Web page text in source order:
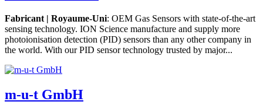
Fabricant | Royaume-Uni: OEM Gas Sensors with state-of-the-art
sensing technology. ION Science manufacture and supply more
photoionisation detection (PID) sensors than any other company in
the world. With our PID sensor technology trusted by major...
m-u-t GmbH